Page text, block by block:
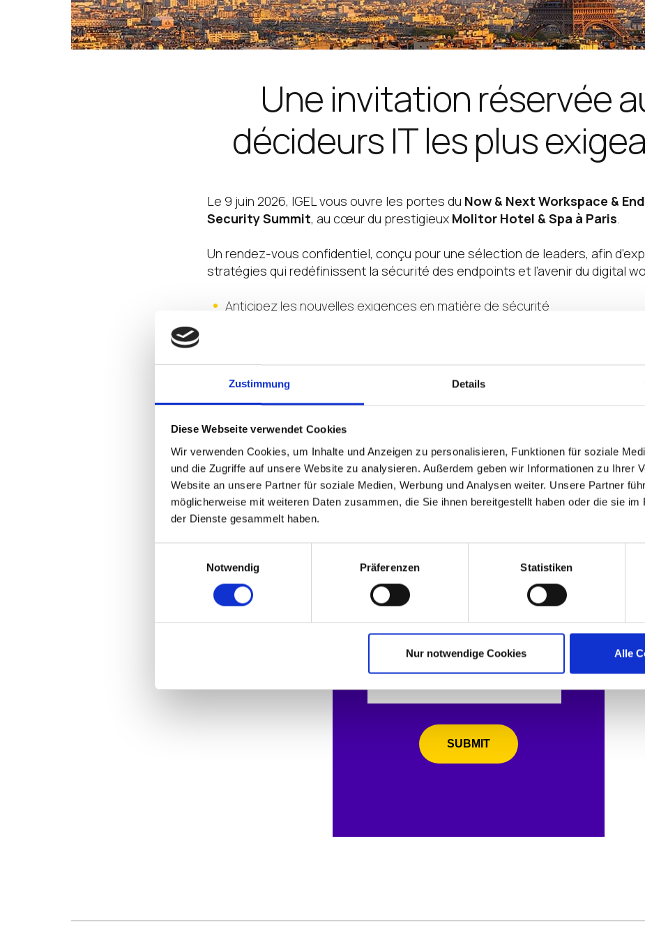
Zustimmung Details
Diese Webseite verwendet Cookies
Wir verwenden Cookies, um Inhalte und Anzeigen zu personalisieren, Funktionen für soziale
und die Zugriffe auf unsere Website zu analysieren. Außerdem geben wir Informationen zu Ihrer
Website an unsere Partner für soziale Medien, Werbung und Analysen weiter. Unsere Partner
möglicherweise mit weiteren Daten zusammen, die Sie ihnen bereitgestellt haben oder die sie im
der Dienste gesammelt haben.
Notwendig
Präferenzen Statistiken
Nur notwendige Cookies Alle
Une invitation réservée
décideurs IT les plus
Le 9 juin 2026, IGEL vous ouvre les portes du Now & Next Workspace &
Security Summit, au cœur du prestigieux Molitor Hotel & Spa à Paris.
Un rendez-vous confidentiel, conçu pour une sélection de leaders, afin
stratégies qui redéfinissent la sécurité des endpoints et l’avenir du digital
Anticipez les nouvelles exigences en matière de sécurité
Prenez une longueur d’avance sur les transformations à venir
Les places sont strictement limitées et soumises à validation.
Demandez votre accès dès maintenant.
SUBMIT